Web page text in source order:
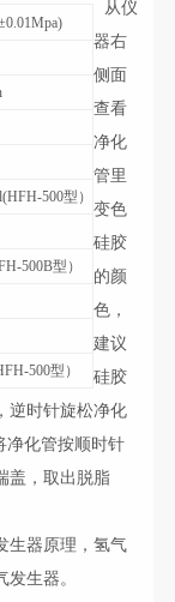
500型）
500B型）
500型）
从仪
器右
侧面
查看
净化
管里
变色
硅胶
的颜
色，
建议
硅胶
逆时针旋松净化
净化管按顺时针
盖，取出脱脂
生器原理，氢气
生器。